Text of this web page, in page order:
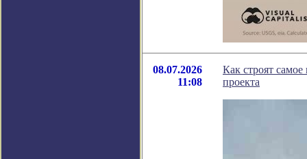
08.07.2026
11:08
Как строят
проекта